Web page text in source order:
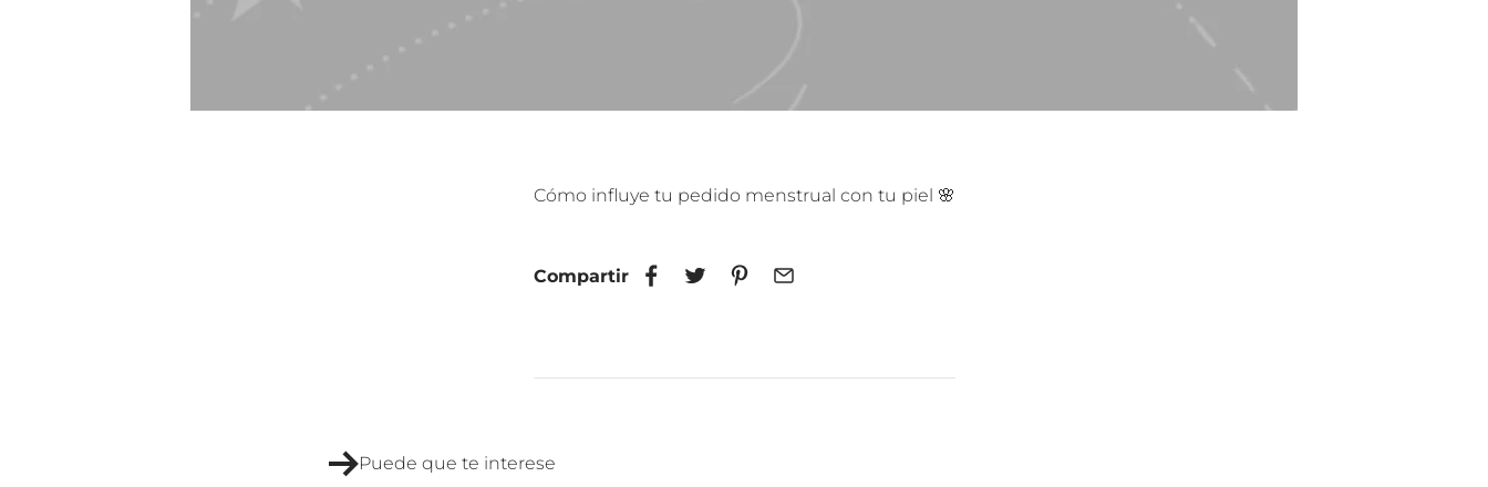
Cómo influye tu pedido menstrual con tu piel 🌸
Compartir
Puede que te interese